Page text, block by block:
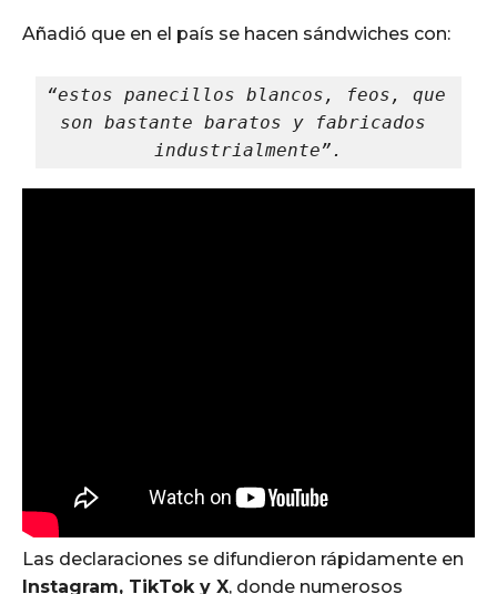
Añadió que en el país se hacen sándwiches con:
“estos panecillos blancos, feos, que
son bastante baratos y fabricados
industrialmente”.
Las declaraciones se difundieron rápidamente en
Instagram, TikTok y X, donde numerosos